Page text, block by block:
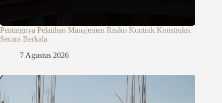
Pentingnya Pelatihan Manajemen Risiko Kontrak Konstruksi
Secara Berkala
7 Agustus 2026